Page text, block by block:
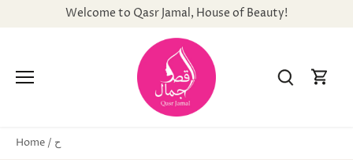
Welcome to Qasr Jamal, House of Beauty!
Home / ح